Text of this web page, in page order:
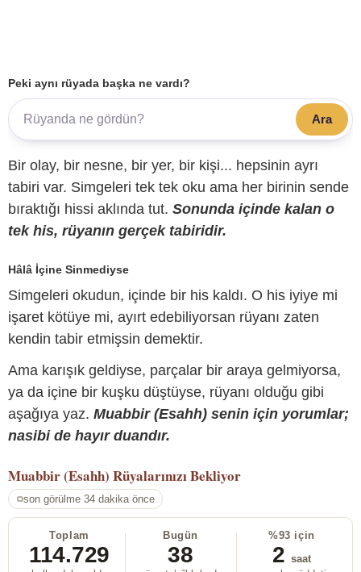
Peki aynı rüyada başka ne vardı?
Ara
Bir olay, bir nesne, bir yer, bir kişi... hepsinin ayrı
tabiri var. Simgeleri tek tek oku ama her birinin sende
bıraktığı hissi aklında tut. Sonunda içinde kalan o
tek his, rüyanın gerçek tabiridir.
Hâlâ İçine Sinmediyse
Simgeleri okudun, içinde bir his kaldı. O his iyiye mi
işaret kötüye mi, ayırt edebiliyorsan rüyanı zaten
kendin tabir etmişsin demektir.
Ama karışık geldiyse, parçalar bir araya gelmiyorsa,
ya da içine bir kuşku düştüyse, rüyanı olduğu gibi
aşağıya yaz. Muabbir (Esahh) senin için yorumlar;
nasibi de hayır duandır.
Muabbir (Esahh) Rüyalarınızı Bekliyor
son görülme 34 dakika önce
Toplam
114.729
Bugün
38
%93 için
2 saat